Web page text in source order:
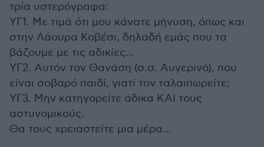
τρία υστερόγραφα:
ΥΓ1. Με τιμά ότι μου κάνατε μήνυση, όπως και
στην Λάουρα Κοβέσι, δηλαδή εμάς που τα
βάζουμε με τις αδικίες...
ΥΓ2. Αυτόν τον Θανάση (σ.σ. Αυγερινό), που
είναι σοβαρό παιδί, γιατί τον ταλαιπωρείτε;
ΥΓ3. Μην κατηγορείτε άδικα ΚΑΙ τους
αστυνομικούς.
Θα τους χρειαστείτε μια μέρα...